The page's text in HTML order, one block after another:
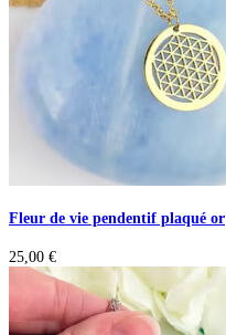
Fleur de vie pendentif plaqué or
25,00 €